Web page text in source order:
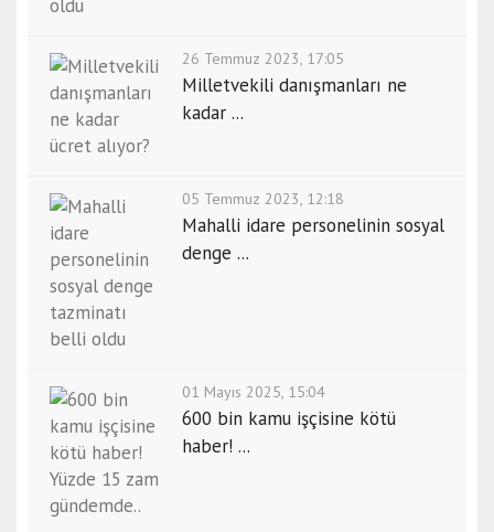
26 Temmuz 2023, 17:05
Milletvekili danışmanları ne
kadar ...
05 Temmuz 2023, 12:18
Mahalli idare personelinin sosyal
denge ...
01 Mayıs 2025, 15:04
600 bin kamu işçisine kötü
haber! ...